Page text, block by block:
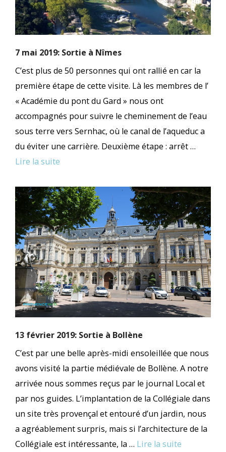
7 mai 2019: Sortie à Nîmes
C’est plus de 50 personnes qui ont rallié en car la
première étape de cette visite. Là les membres de l’
« Académie du pont du Gard » nous ont
accompagnés pour suivre le cheminement de l’eau
sous terre vers Sernhac, où le canal de l’aqueduc a
du éviter une carrière. Deuxième étape : arrêt …
Lire la suite
13 février 2019: Sortie à Bollène
C’est par une belle après-midi ensoleillée que nous
avons visité la partie médiévale de Bollène. A notre
arrivée nous sommes reçus par le journal Local et
par nos guides. L’implantation de la Collégiale dans
un site très provençal et entouré d’un jardin, nous
a agréablement surpris, mais si l’architecture de la
Collégiale est intéressante, la … Lire la suite